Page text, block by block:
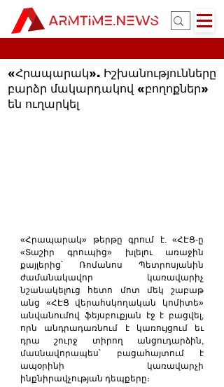
«Հրապարակ». Իշխանությունները
բարձր մակարդակով «բողոքներ»
են ուղարկել
«Հրապարակ» թերթը գրում է. «ՀԷՑ-ը
«Տաշիր գրուպից» խլելու առաջին
քայլերից՝ Ռոմանոս Պետրոսյանին
ժամանակավոր կառավարիչ
նշանակելուց հետո մոտ մեկ շաբաթ
անց «ՀԷՑ վերահսկողական կոմիտե»
անվանումով ֆեյսբուքյան էջ է բացվել,
որն անդրադառնում է կառույցում եւ
դրա շուրջ տիրող անցուդարձին,
մասնավորապես՝ բացահայտում է
ապօրինի կառավարչի
ինքնիրավչության դեպքերը։